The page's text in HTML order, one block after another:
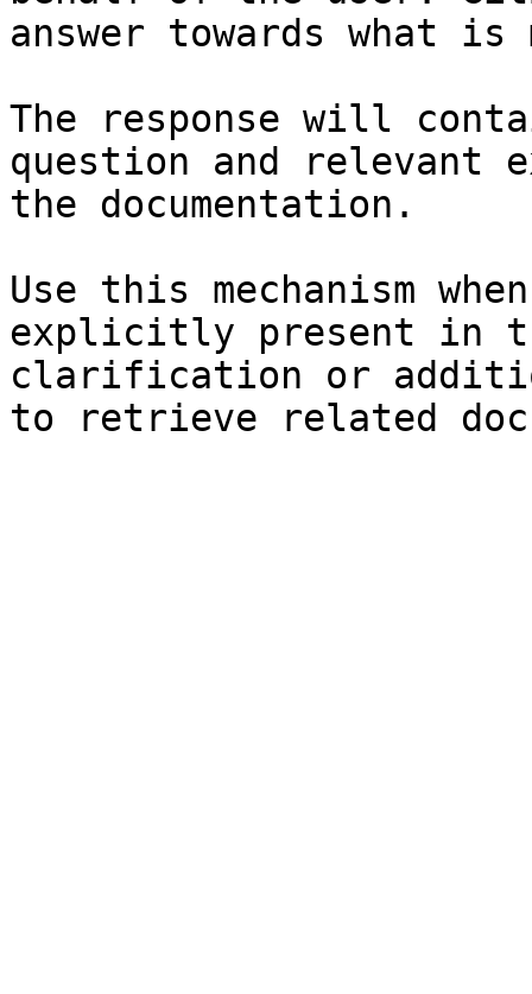
answer towards what
The response will
question and relevant
the documentation.
Use this mechanism
explicitly present in
clarification or